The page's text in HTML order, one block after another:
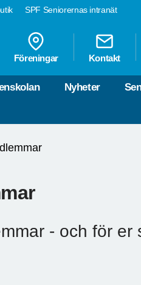
SPF Seniorernas intranät
Föreningar Kontakt
Nyheter
- och för er